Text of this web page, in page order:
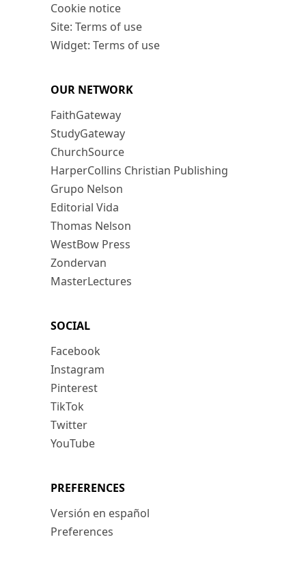
Cookie notice
Site: Terms of use
Widget: Terms of use
OUR NETWORK
FaithGateway
StudyGateway
ChurchSource
HarperCollins Christian Publishing
Grupo Nelson
Editorial Vida
Thomas Nelson
WestBow Press
Zondervan
MasterLectures
SOCIAL
Facebook
Instagram
Pinterest
TikTok
Twitter
YouTube
PREFERENCES
Versión en español
Preferences